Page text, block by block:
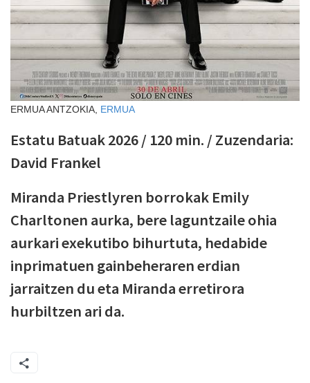
ERMUA ANTZOKIA, ERMUA
Estatu Batuak 2026 / 120 min. / Zuzendaria:
David Frankel
Miranda Priestlyren borrokak Emily
Charltonen aurka, bere laguntzaile ohia
aurkari exekutibo bihurtuta, hedabide
inprimatuen gainbeheraren erdian
jarraitzen du eta Miranda erretirora
hurbiltzen ari da.